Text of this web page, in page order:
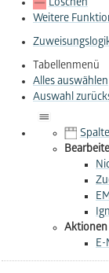
Löschen
Weitere
Tabellenmenü
Alles auswählen
Auswahl
Aktionen
E-